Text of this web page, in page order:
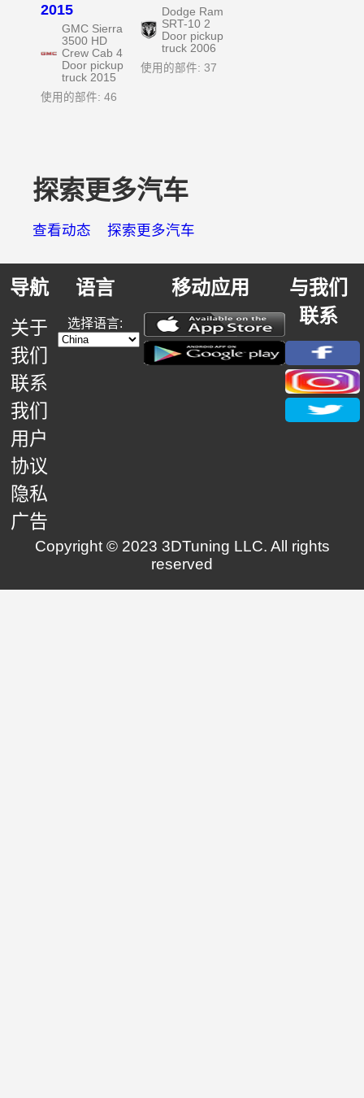
2015
GMC Sierra
3500 HD
Crew Cab 4
Door pickup
truck 2015
使用的部件: 46
Dodge Ram
SRT-10 2
Door pickup
truck 2006
使用的部件: 37
探索更多汽车
查看动态 探索更多汽车
导航
关于
我们
联系
我们
用户
协议
隐私
广告
语言
选择语言:
移动应用
与我们
联系
Copyright © 2023 3DTuning LLC. All rights
reserved